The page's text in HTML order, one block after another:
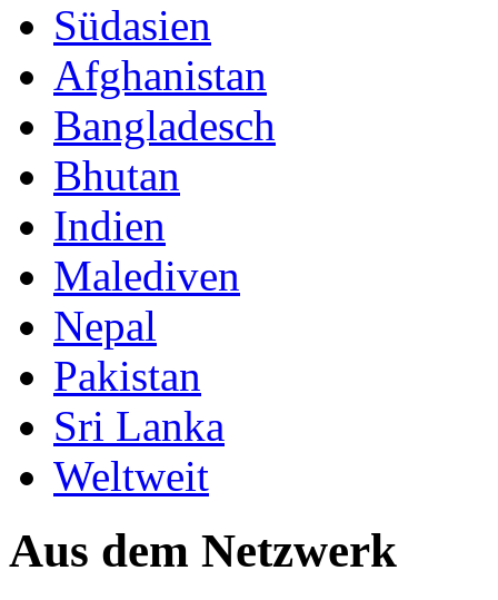
Südasien
Afghanistan
Bangladesch
Bhutan
Indien
Malediven
Nepal
Pakistan
Sri Lanka
Weltweit
Aus dem Netzwerk